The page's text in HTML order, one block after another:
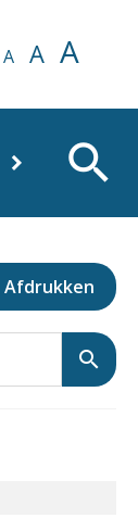
A A A
search
Afdrukken
search